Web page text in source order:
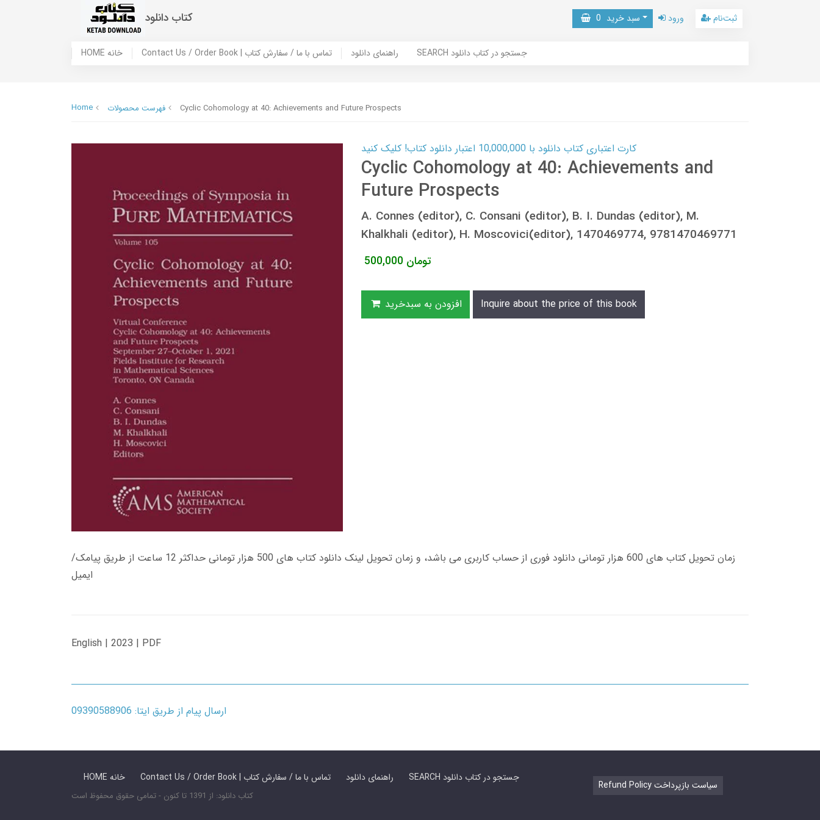
کتاب دانلود سبد خرید 0 ورود ثبت‌نام
HOME خانه Contact Us / Order Book | تماس با ما / سفارش کتاب راهنمای دانلود SEARCH جستجو در کتاب دانلود
Home فهرست محصولات Cyclic Cohomology at 40: Achievements and Future Prospects
کارت اعتباری کتاب دانلود با 10,000,000 اعتبار دانلود کتاب! کلیک کنید
Cyclic Cohomology at 40: Achievements and
Future Prospects
A. Connes (editor), C. Consani (editor), B. I. Dundas (editor), M.
Khalkhali (editor), H. Moscovici(editor), 1470469774, 9781470469771
500,000 تومان
افزودن به سبدخرید Inquire about the price of this book
زمان تحویل کتاب های 600 هزار تومانی دانلود فوری از حساب کاربری می باشد، و زمان تحویل لینک دانلود کتاب های 500 هزار تومانی حداکثر 12 ساعت از طریق پیامک/
ایمیل
English | 2023 | PDF
ارسال پیام از طریق ایتا: 09390588906
HOME خانه Contact Us / Order Book | تماس با ما / سفارش کتاب راهنمای دانلود SEARCH جستجو در کتاب دانلود
کتاب دانلود: از 1391 تا کنون - تمامی حقوق محفوظ است
Refund Policy سیاست بازپرداخت